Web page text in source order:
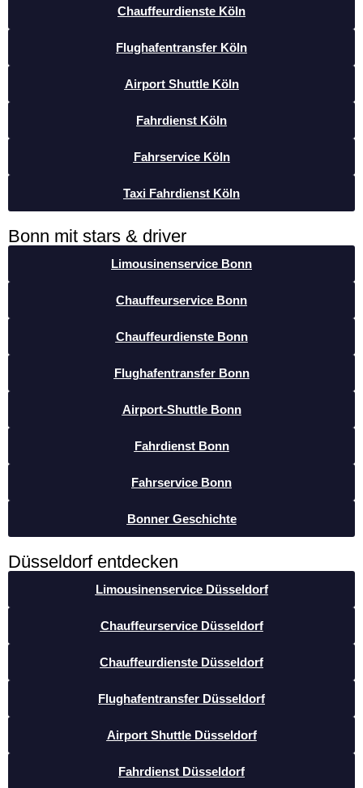
Chauffeurdienste Köln
Flughafentransfer Köln
Airport Shuttle Köln
Fahrdienst Köln
Fahrservice Köln
Taxi Fahrdienst Köln
Bonn mit stars & driver
Limousinenservice Bonn
Chauffeurservice Bonn
Chauffeurdienste Bonn
Flughafentransfer Bonn
Airport-Shuttle Bonn
Fahrdienst Bonn
Fahrservice Bonn
Bonner Geschichte
Düsseldorf entdecken
Limousinenservice Düsseldorf
Chauffeurservice Düsseldorf
Chauffeurdienste Düsseldorf
Flughafentransfer Düsseldorf
Airport Shuttle Düsseldorf
Fahrdienst Düsseldorf